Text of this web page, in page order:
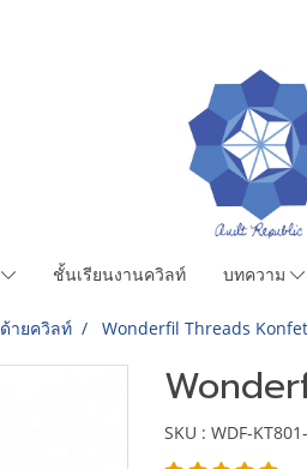
ชั้นเรียนงานควิลท์ บทความ
ด้ายควิลท์ Wonderfil Threads
SKU : WDF-